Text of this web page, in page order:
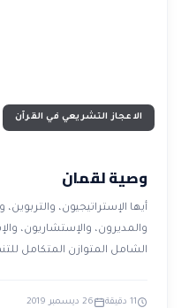
الاعجاز التشريعي في القرآن
وصية لقمان
أيها الإستراتيجيون،
والمديرون، والإستشاريون،
الشامل المتوازن المتكامل
11 دقيقة 26 ديسمبر 2019